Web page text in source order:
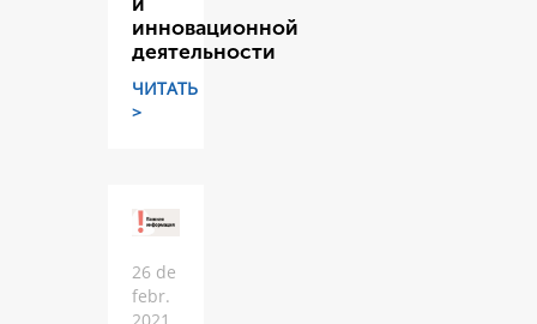
инновационной
деятельности
ЧИТАТЬ
>
26 de
febr.